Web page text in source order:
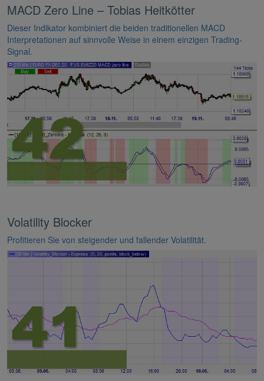
MACD Zero Line – Tobias Heitkötter
Dieser Indikator kombiniert die beiden traditionellen MACD
Interpretationen auf sinnvolle Weise in einem einzigen Trading-
Signal.
Volatility Blocker
Profitieren Sie von steigender und fallender Volatilität.